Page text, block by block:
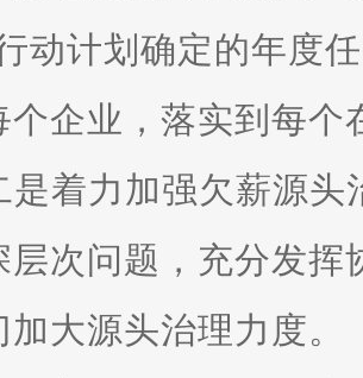
动计划确定的年度
个企业，落实到每个
力加强欠薪源头
层次问题，充分发
大源头治理力度。